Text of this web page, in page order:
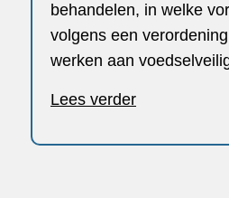
behandelen, in welke
volgens een
werken aan
Lees verder